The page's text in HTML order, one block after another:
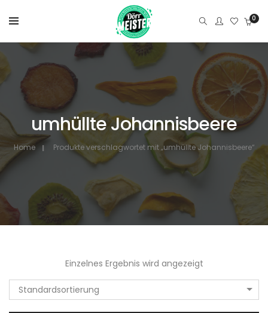
0
umhüllte Johannisbeere
Home Produkte verschlagwortet mit „umhüllte Johannisbeere“
Einzelnes Ergebnis wird angezeigt
Standardsortierung